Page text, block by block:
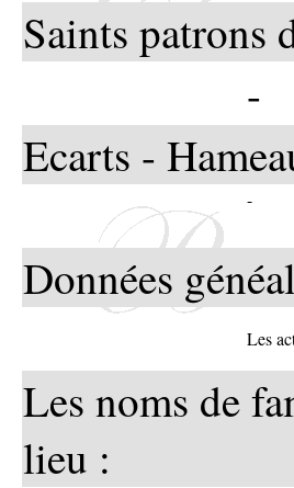
Saints patrons
-
Ecarts -
-
Données
Les
Les noms de
lieu :